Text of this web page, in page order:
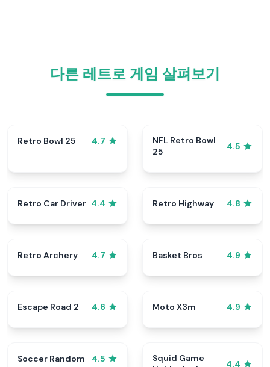
다른 레트로 게임 살펴보기
Retro Bowl 25 4.7
NFL Retro Bowl
25
4.5
Retro Car Driver 4.4 Retro Highway 4.8
Retro Archery 4.7 Basket Bros 4.9
Escape Road 2 4.6 Moto X3m 4.9
Soccer Random 4.5
Squid Game
4.4